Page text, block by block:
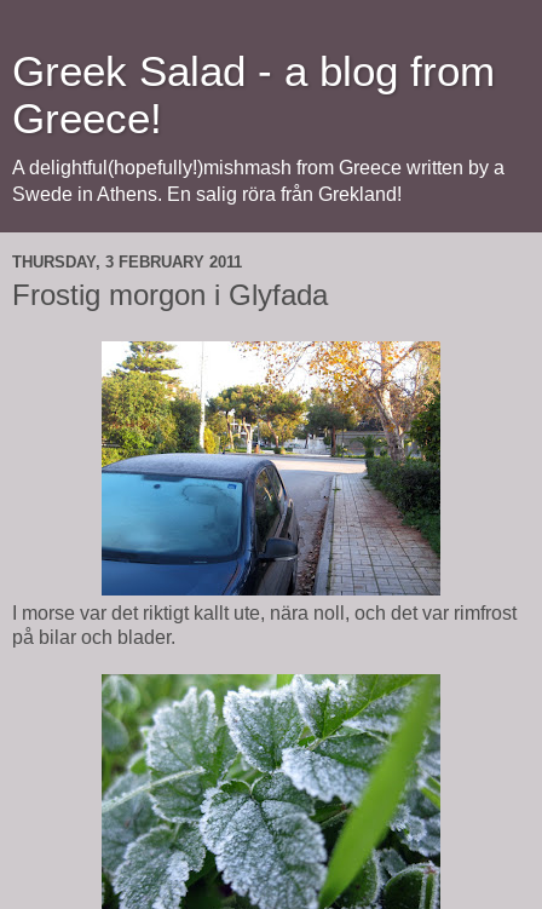
Greek Salad - a blog from
Greece!
A delightful(hopefully!)mishmash from Greece written by a
Swede in Athens. En salig röra från Grekland!
THURSDAY, 3 FEBRUARY 2011
Frostig morgon i Glyfada
I morse var det riktigt kallt ute, nära noll, och det var rimfrost
på bilar och blader.